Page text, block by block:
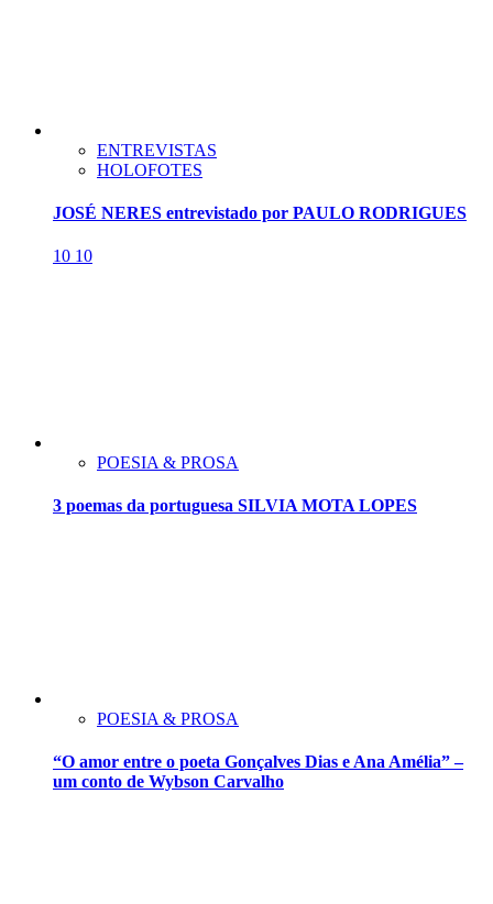
ENTREVISTAS
HOLOFOTES
JOSÉ NERES entrevistado por PAULO RODRIGUES
10 10
POESIA & PROSA
3 poemas da portuguesa SILVIA MOTA LOPES
POESIA & PROSA
“O amor entre o poeta Gonçalves Dias e Ana Amélia” –
um conto de Wybson Carvalho